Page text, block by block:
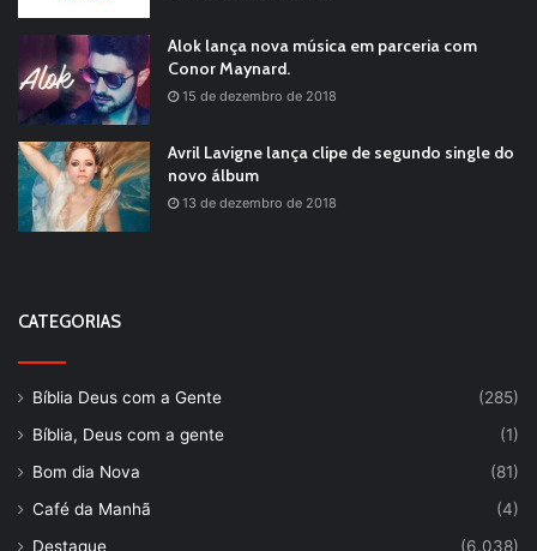
Alok lança nova música em parceria com
Conor Maynard.
15 de dezembro de 2018
Avril Lavigne lança clipe de segundo single do
novo álbum
13 de dezembro de 2018
CATEGORIAS
Bíblia Deus com a Gente
(285)
Bíblia, Deus com a gente
(1)
Bom dia Nova
(81)
Café da Manhã
(4)
Destaque
(6.038)